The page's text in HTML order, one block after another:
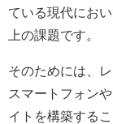
ている現代にお
上の課題です。
そのためには、
スマートフォン
イトを構築する